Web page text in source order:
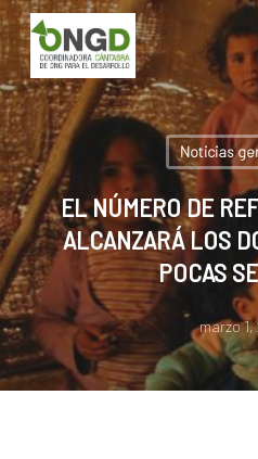
Skip
to
main
content
Noticias
EL NÚMERO DE
ALCANZARÁ LOS
POCAS
marzo 1,